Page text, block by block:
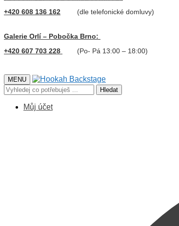
+420 608 136 162
(dle telefonické domluvy)
Galerie Orlí – Pobočka Brno:
+420 607 703 228
(Po- Pá 13:00 – 18:00)
MENU
Hledat: Hledat
Můj účet